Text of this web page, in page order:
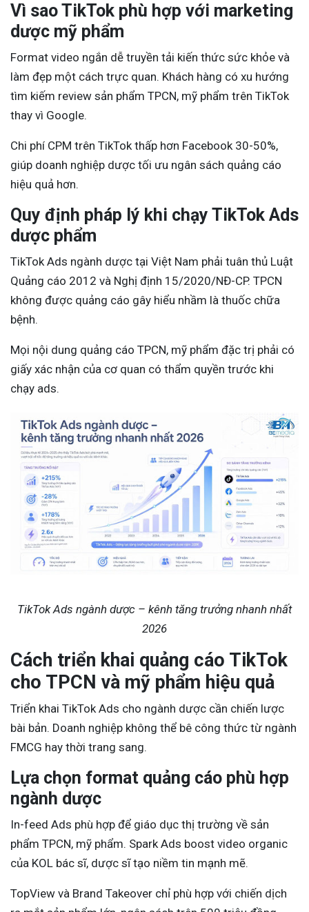
Vì sao TikTok phù hợp với marketing
dược mỹ phẩm
Format video ngắn dễ truyền tải kiến thức sức khỏe và
làm đẹp một cách trực quan. Khách hàng có xu hướng
tìm kiếm review sản phẩm TPCN, mỹ phẩm trên TikTok
thay vì Google.
Chi phí CPM trên TikTok thấp hơn Facebook 30-50%,
giúp doanh nghiệp dược tối ưu ngân sách quảng cáo
hiệu quả hơn.
Quy định pháp lý khi chạy TikTok Ads
dược phẩm
TikTok Ads ngành dược tại Việt Nam phải tuân thủ Luật
Quảng cáo 2012 và Nghị định 15/2020/NĐ-CP. TPCN
không được quảng cáo gây hiểu nhầm là thuốc chữa
bệnh.
Mọi nội dung quảng cáo TPCN, mỹ phẩm đặc trị phải có
giấy xác nhận của cơ quan có thẩm quyền trước khi
chạy ads.
TikTok Ads ngành dược – kênh tăng trưởng nhanh nhất
2026
Cách triển khai quảng cáo TikTok
cho TPCN và mỹ phẩm hiệu quả
Triển khai TikTok Ads cho ngành dược cần chiến lược
bài bản. Doanh nghiệp không thể bê công thức từ ngành
FMCG hay thời trang sang.
Lựa chọn format quảng cáo phù hợp
ngành dược
In-feed Ads phù hợp để giáo dục thị trường về sản
phẩm TPCN, mỹ phẩm. Spark Ads boost video organic
của KOL bác sĩ, dược sĩ tạo niềm tin mạnh mẽ.
TopView và Brand Takeover chỉ phù hợp với chiến dịch